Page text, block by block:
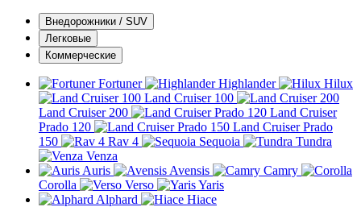
Внедорожники / SUV
Легковые
Коммерческие
Fortuner Highlander
Hilux
Land Cruiser 100
Land Cruiser 200
Land Cruiser
Prado 120
Land Cruiser Prado
150
Rav 4 Sequoia
Tundra
Venza
Auris
Avensis
Camry
Corolla
Verso
Yaris
Alphard
Hiace